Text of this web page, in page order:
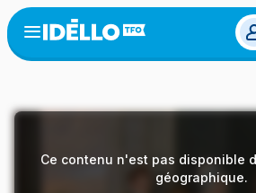
Aller
au
contenu
Open
menu
Ce contenu n'est pas disponible
géographique.